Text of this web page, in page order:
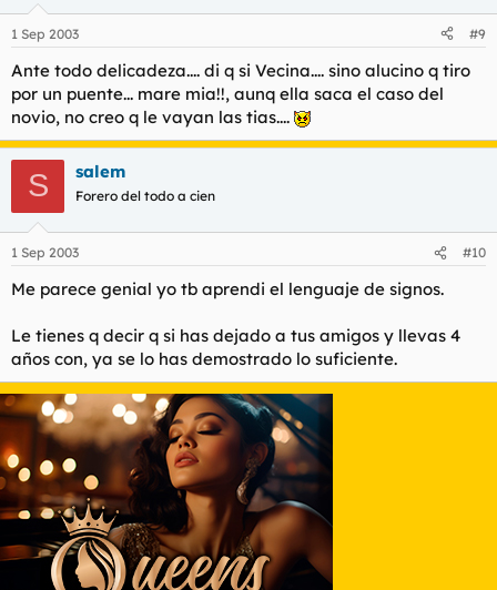
1 Sep 2003 #9
Ante todo delicadeza.... di q si Vecina.... sino alucino q tiro
por un puente... mare mia!!, aunq ella saca el caso del
novio, no creo q le vayan las tias....
S salem
Forero del todo a cien
1 Sep 2003 #10
Me parece genial yo tb aprendi el lenguaje de signos.
Le tienes q decir q si has dejado a tus amigos y llevas 4
años con, ya se lo has demostrado lo suficiente.